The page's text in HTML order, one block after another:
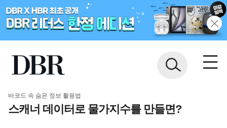
바코드 속 숨은 정보 활용법
스캐너 데이터로 물가지수를 만들면?